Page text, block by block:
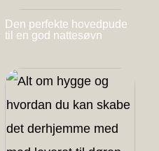
Den perfekte hovedpude
til en god nattesøvn